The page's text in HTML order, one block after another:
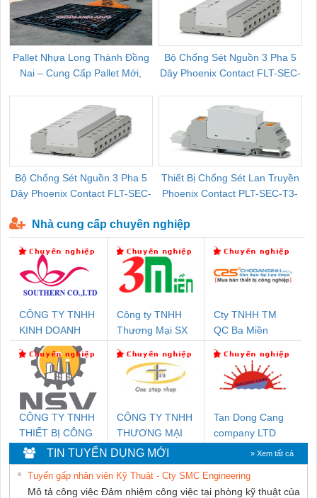
Pallet Nhựa Long Thành Đồng
Nai – Cung Cấp Pallet Mới,
Bộ Chống Sét Nguồn 3 Pha 5
Dây Phoenix Contact FLT-SEC-
Bộ Chống Sét Nguồn 3 Pha 5
Dây Phoenix Contact FLT-SEC-
Thiết Bị Chống Sét Lan Truyền
Phoenix Contact PLT-SEC-T3-
Nhà cung cấp chuyên nghiệp
CÔNG TY TNHH
KINH DOANH
DỊCH VỤ XNK
PHƯƠNG NAM
Công ty TNHH
Thương Mại SX
Cty TNHH TM
QC Ba Miền
CÔNG TY TNHH
THIẾT BỊ CÔNG
NGHIỆP NIHON
SETSUBI VIỆT
NAM
CÔNG TY TNHH
THƯƠNG MẠI
THIÊN ÂN VIỆT
NAM
Tan Dong Cang
company LTD
TIN TUYỂN DỤNG MỚI » Xem tất cả
Tuyển gấp nhân viên Kỹ Thuật - Cty SMC Engineering
Mô tả công việc Đảm nhiệm công việc tại phòng kỹ thuật của